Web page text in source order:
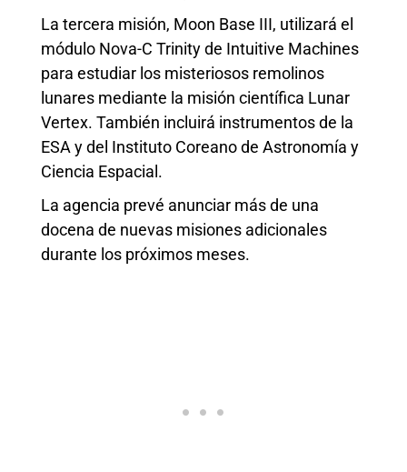
La tercera misión, Moon Base III, utilizará el
módulo Nova-C Trinity de Intuitive Machines
para estudiar los misteriosos remolinos
lunares mediante la misión científica Lunar
Vertex. También incluirá instrumentos de la
ESA y del Instituto Coreano de Astronomía y
Ciencia Espacial.
La agencia prevé anunciar más de una
docena de nuevas misiones adicionales
durante los próximos meses.